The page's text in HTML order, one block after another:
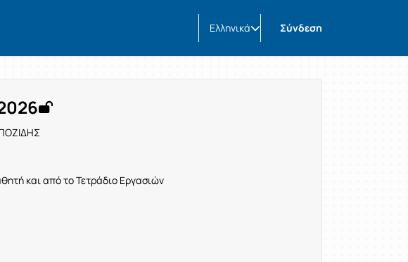
Ελληνικά Σύνδεση
και από το Τετράδιο Εργασιών